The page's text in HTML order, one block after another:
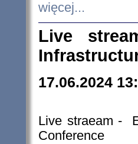
więcej...
Live
17.06.2024
Live straeam -
Conference